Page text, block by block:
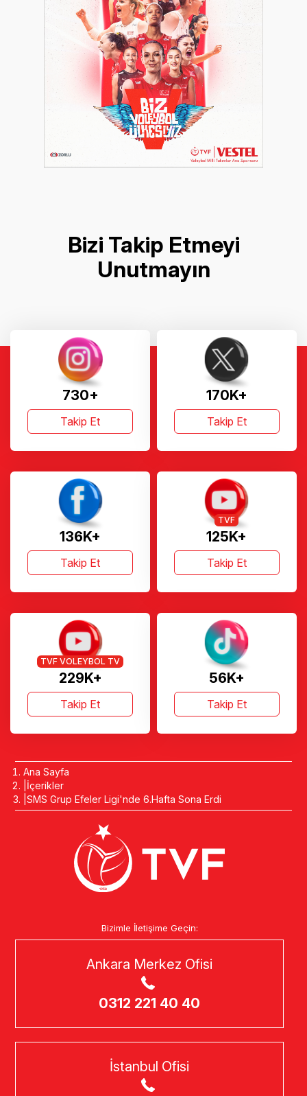
Bizi Takip Etmeyi
Unutmayın
730+
Takip Et
170K+
Takip Et
136K+
Takip Et
125K+
TVF
Takip Et
229K+
TVF VOLEYBOL TV
Takip Et
56K+
Takip Et
Ana Sayfa
İçerikler
SMS Grup Efeler Ligi'nde 6.Hafta Sona Erdi
Bizimle İletişime Geçin:
Ankara Merkez Ofisi
0312 221 40 40
İstanbul Ofisi